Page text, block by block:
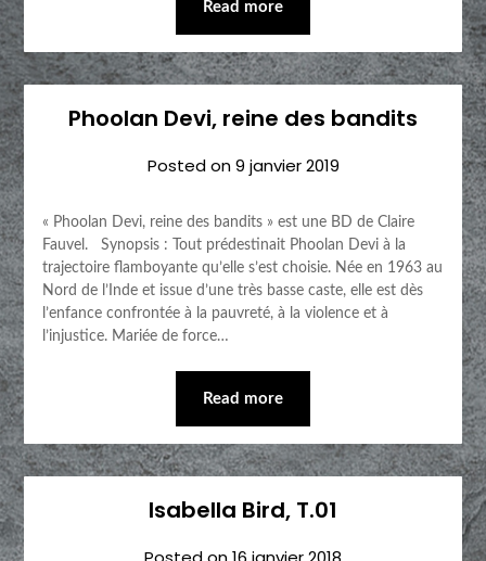
Read more
Phoolan Devi, reine des bandits
Posted on9 janvier 2019
« Phoolan Devi, reine des bandits » est une BD de Claire
Fauvel. Synopsis : Tout prédestinait Phoolan Devi à la
trajectoire flamboyante qu’elle s’est choisie. Née en 1963 au
Nord de l’Inde et issue d’une très basse caste, elle est dès
l’enfance confrontée à la pauvreté, à la violence et à
l’injustice. Mariée de force…
Read more
Isabella Bird, T.01